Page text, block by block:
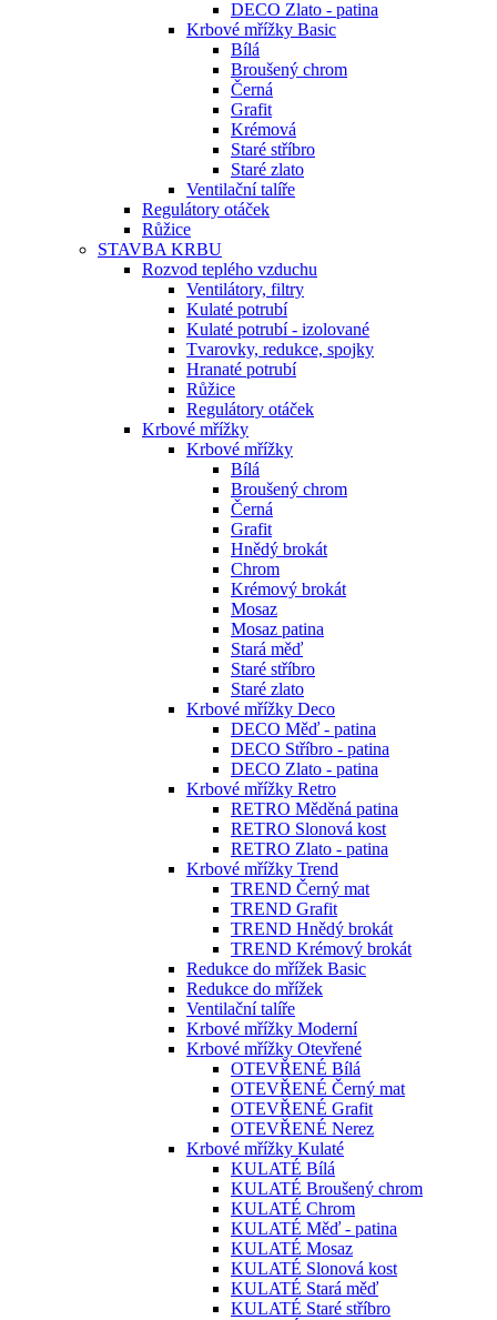
DECO Zlato - patina
Krbové mřížky Basic
Bílá
Broušený chrom
Černá
Grafit
Krémová
Staré stříbro
Staré zlato
Ventilační talíře
Regulátory otáček
Růžice
STAVBA KRBU
Rozvod teplého vzduchu
Ventilátory, filtry
Kulaté potrubí
Kulaté potrubí - izolované
Tvarovky, redukce, spojky
Hranaté potrubí
Růžice
Regulátory otáček
Krbové mřížky
Krbové mřížky
Bílá
Broušený chrom
Černá
Grafit
Hnědý brokát
Chrom
Krémový brokát
Mosaz
Mosaz patina
Stará měď
Staré stříbro
Staré zlato
Krbové mřížky Deco
DECO Měď - patina
DECO Stříbro - patina
DECO Zlato - patina
Krbové mřížky Retro
RETRO Měděná patina
RETRO Slonová kost
RETRO Zlato - patina
Krbové mřížky Trend
TREND Černý mat
TREND Grafit
TREND Hnědý brokát
TREND Krémový brokát
Redukce do mřížek Basic
Redukce do mřížek
Ventilační talíře
Krbové mřížky Moderní
Krbové mřížky Otevřené
OTEVŘENÉ Bílá
OTEVŘENÉ Černý mat
OTEVŘENÉ Grafit
OTEVŘENÉ Nerez
Krbové mřížky Kulaté
KULATÉ Bílá
KULATÉ Broušený chrom
KULATÉ Chrom
KULATÉ Měď - patina
KULATÉ Mosaz
KULATÉ Slonová kost
KULATÉ Stará měď
KULATÉ Staré stříbro